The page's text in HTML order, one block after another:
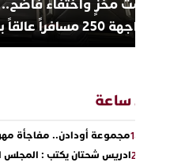
مخزٍ واختفاء فاضح..
250 مسافراً عالقاً بواشنطن
مجموعة أودادن.. مفاجأة
ادريس شحتان يكتب : المجلس